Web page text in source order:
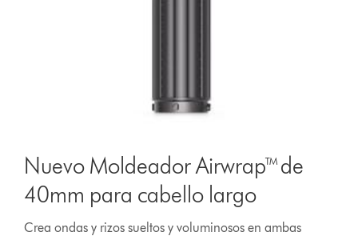
Nuevo Moldeador Airwrap™ de
40mm para cabello largo
Crea ondas y rizos sueltos y voluminosos en ambas